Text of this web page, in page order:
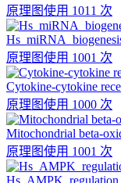
原理图使用 1011 次
原理图使用 1001 次
Cytokine-cytokine
原理图使用 1000 次
Mitochondrial beta-
原理图使用 1001 次